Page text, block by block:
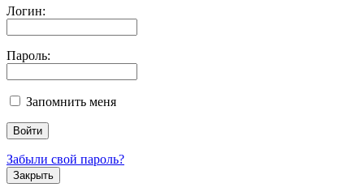
Логин:
Пароль:
Запомнить меня
Забыли свой пароль?
Закрыть